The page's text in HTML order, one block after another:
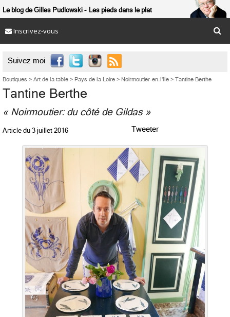
Le blog de Gilles Pudlowski Les pieds dans le plat
Inscrivez-vous
Suivez moi 
Boutiques > Art de la table > Pays de la Loire > Noirmoutier-en-l'île > Tantine Berthe
Tantine Berthe
« Noirmoutier: du côté de Gildas »
Article du 3 juillet 2016 Tweeter